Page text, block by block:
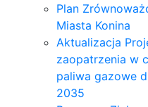
Plan
Miasta Konina
Aktualizacja
zaopatrzenia w
paliwa gazowe
2035